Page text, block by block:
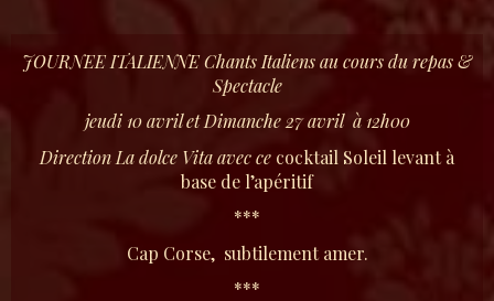
JOURNEE ITALIENNE Chants Italiens au cours du repas &
Spectacle
jeudi 10 avril et Dimanche 27 avril à 12h00
Direction La dolce Vita avec ce cocktail Soleil levant à
base de l’apéritif
***
Cap Corse, subtilement amer.
***